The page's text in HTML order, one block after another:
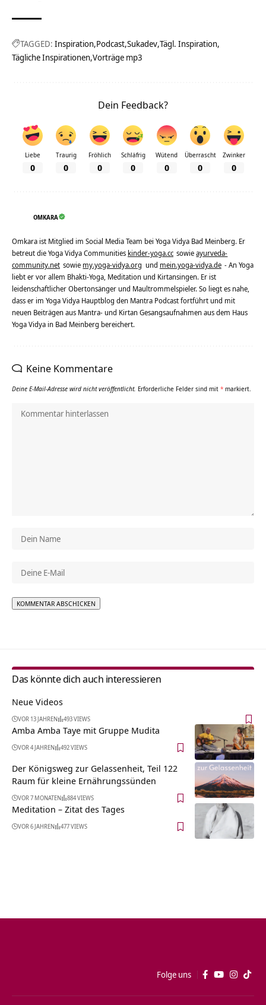
TAGGED: Inspiration Podcast Sukadev Tägl. Inspiration
Tägliche Inspirationen Vorträge mp3
Dein Feedback?
Liebe
0
Traurig
0
Fröhlich
0
Schläfrig
0
Wütend
0
Überrascht
0
Zwinker
0
OMKARA
Omkara ist Mitglied im Social Media Team bei Yoga Vidya Bad Meinberg. Er
betreut die Yoga Vidya Communities kinder-yoga.cc sowieayurveda-
community.net sowie my.yoga-vidya.org und mein.yoga-vidya.de - An Yoga
liebt er vor allem Bhakti-Yoga, Meditation und Kirtansingen. Er ist
leidenschaftlicher Obertonsänger und Maultrommelspieler. So liegt es nahe,
dass er im Yoga Vidya Hauptblog den Mantra Podcast fortführt und mit
neuen Beiträgen aus Mantra- und Kirtan Gesangsaufnahmen aus dem Haus
Yoga Vidya in Bad Meinberg bereichert.
Keine Kommentare
Deine E-Mail-Adresse wird nicht veröffentlicht. Erforderliche Felder sind mit * markiert.
Das könnte dich auch interessieren
Neue Videos
VOR 13 JAHREN 493 VIEWS
Amba Amba Taye mit Gruppe Mudita
VOR 4 JAHREN 492 VIEWS
Der Königsweg zur Gelassenheit, Teil 122
Raum für kleine Ernährungssünden
VOR 7 MONATEN 884 VIEWS
Meditation – Zitat des Tages
VOR 6 JAHREN 477 VIEWS
Folge uns